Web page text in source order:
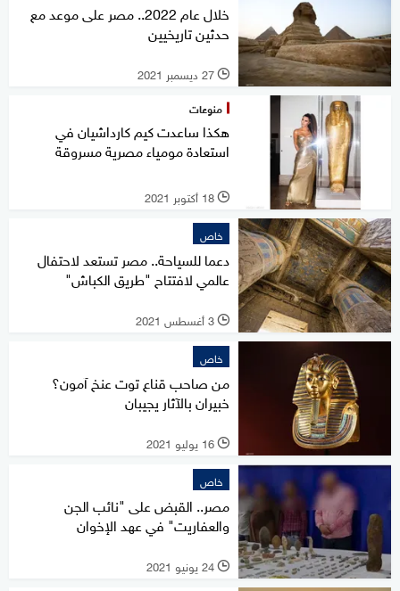
خلال عام 2022.. مصر على موعد مع
حدثين تاريخيين
l 27 ديسمبر 2021
منوعات
هكذا ساعدت كيم كارداشيان في
استعادة مومياء مصرية مسروقة
l 18 أكتوبر 2021
خاص
دعما للسياحة.. مصر تستعد لاحتفال
عالمي لافتتاح "طريق الكباش"
l 3 أغسطس 2021
خاص
من صاحب قناع توت عنخ آمون؟
خبيران بالآثار يجيبان
l 16 يوليو 2021
خاص
مصر.. القبض على "نائب الجن
والعفاريت" في عهد الإخوان
l 24 يونيو 2021